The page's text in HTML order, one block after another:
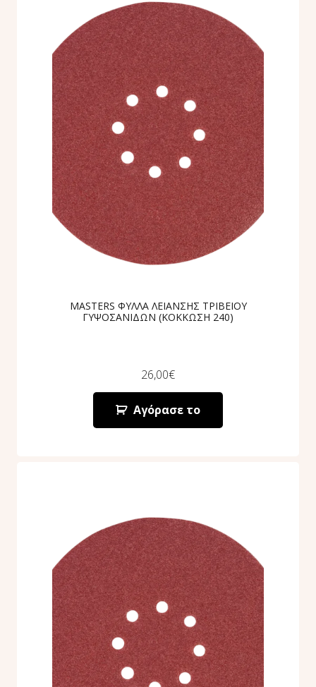
MASTERS ΦΥΛΛΑ ΛΕΙΑΝΣΗΣ ΤΡΙΒΕΙΟΥ
ΓΥΨΟΣΑΝΙΔΩΝ (ΚΟΚΚΩΣΗ 240)
26,00€
Αγόρασε το